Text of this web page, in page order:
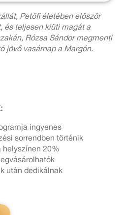
Petőfi életében először
és teljesen kiüti magát a
Rózsa Sándor megmenti
jövő vasárnap a Margón.
ingyenes
sorrendben történik
helyszínen 20%
után dedikálnak